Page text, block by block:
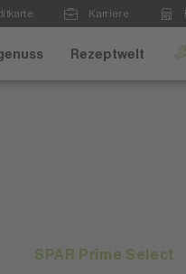
Karriere
Rezeptwelt
SPAR Prime Select